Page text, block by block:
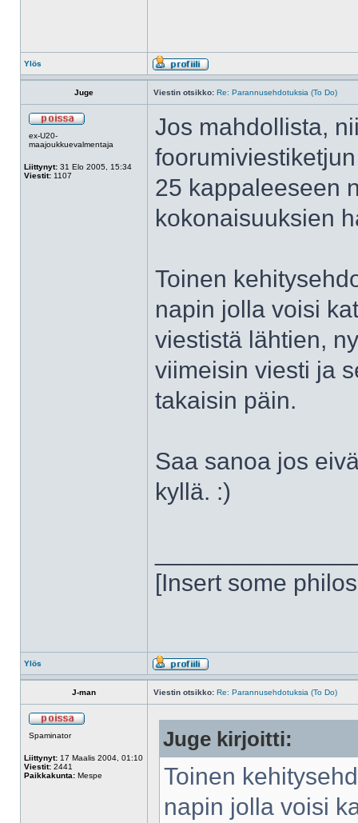
Ylös
Juge Viestin otsikko: Re: Parannusehdotuksia (To Do)
ex-U20-
maajoukkuevalmentaja
Liittynyt: 31 Elo 2005, 15:34
Viestit: 1107
Jos mahdollista,
25 kappaleeseen
kokonaisuuksien
Toinen
napin jolla voisi
viestistä lähtien,
viimeisin viesti ja
takaisin päin.
Saa sanoa jos
kyllä. :)
[Insert some
Ylös
J-man Viestin otsikko: Re: Parannusehdotuksia (To Do)
Spaminator
Liittynyt: 17 Maalis 2004, 01:10
Viestit: 2441
Paikkakunta: Mespe
Juge kirjoitti:
Toinen
napin jolla voisi